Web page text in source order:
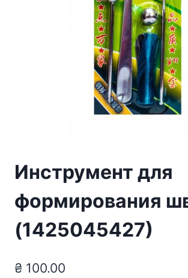
Инструмент для
формирования
(1425045427)
₴ 100.00